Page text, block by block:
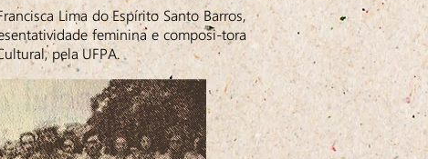
Lima do Espírito Santo Barros,
feminina e composi-tora
pela UFPA.